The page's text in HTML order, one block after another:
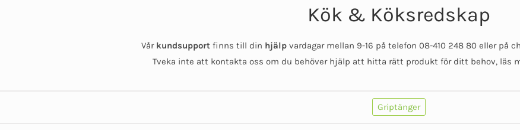
Kök & Köksredskap
Vår kundsupport finns till din hjälp vardagar mellan 9-16 på telefon 08-410 248 80 eller på
Tveka inte att kontakta oss om du behöver hjälp att hitta rätt produkt för ditt behov, läs
Griptänger